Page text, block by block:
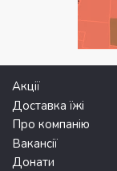
Акції
Доставка їжі
Про компанію
Вакансії
Донати